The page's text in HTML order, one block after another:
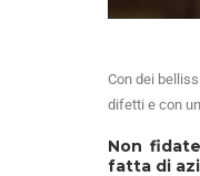
Con dei
difetti e con
Non
fatta di